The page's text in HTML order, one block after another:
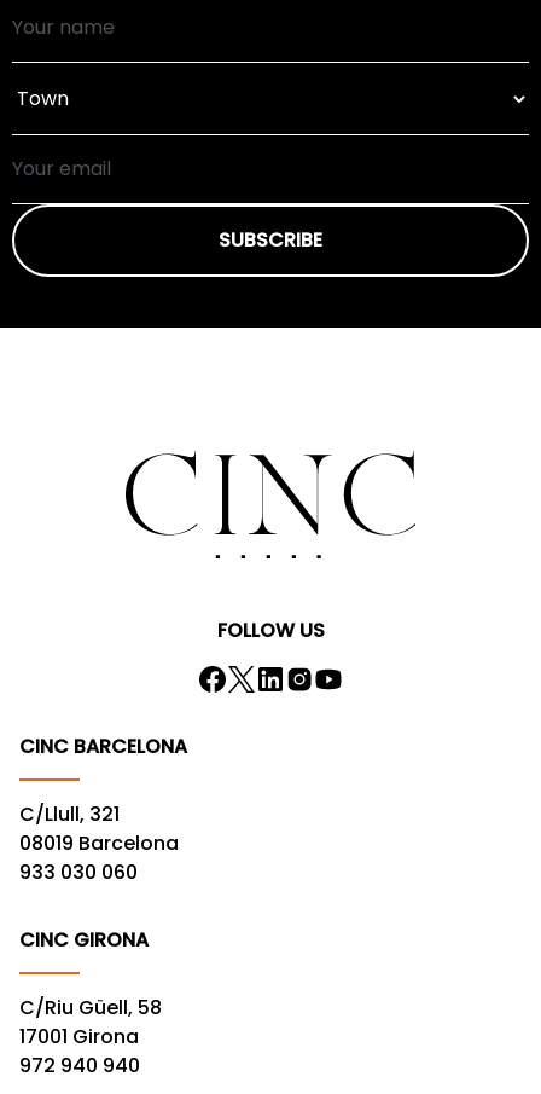
SUBSCRIBE
FOLLOW US
CINC BARCELONA
C/Llull, 321
08019 Barcelona
933 030 060
CINC GIRONA
C/Riu Güell, 58
17001 Girona
972 940 940